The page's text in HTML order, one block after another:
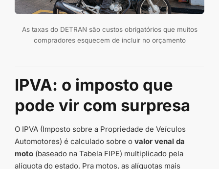
As taxas do DETRAN são custos obrigatórios que muitos
compradores esquecem de incluir no orçamento
IPVA: o imposto que
pode vir com surpresa
O IPVA (Imposto sobre a Propriedade de Veículos
Automotores) é calculado sobre o valor venal da
moto (baseado na Tabela FIPE) multiplicado pela
alíquota do estado. Pra motos, as alíquotas mais